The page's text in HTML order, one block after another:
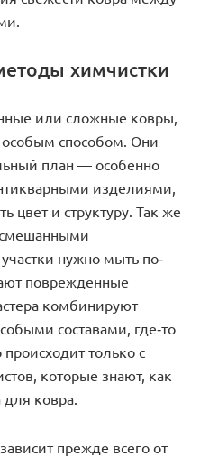
химчистки
или сложные ковры,
способом. Они
план — особенно
изделиями,
цвет и структуру. Так же
смешанными
нужно мыть по-
поврежденные
комбинируют
составами, где-то
только с
которые знают, как
для ковра.
прежде всего от